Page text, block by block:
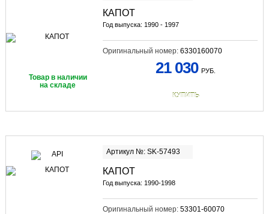
КАПОТ
Год выпуска: 1990 - 1997
Оригинальный номер: 6330160070
Товар в наличии
на складе
21 030 РУБ.
КУПИТЬ
Артикул №: SK-57493
КАПОТ
Год выпуска: 1990-1998
Оригинальный номер: 53301-60070